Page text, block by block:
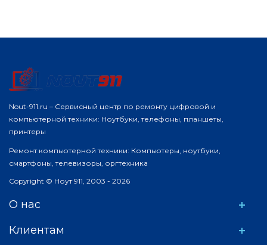
Nout-911.ru – Сервисный центр по ремонту цифровой и
компьютерной техники: Ноутбуки, телефоны, планшеты,
принтеры
Ремонт компьютерной техники: Компьютеры, ноутбуки,
смартфоны, телевизоры, оргтехника
Copyright © Ноут 911, 2003 - 2026
О нас
Клиентам